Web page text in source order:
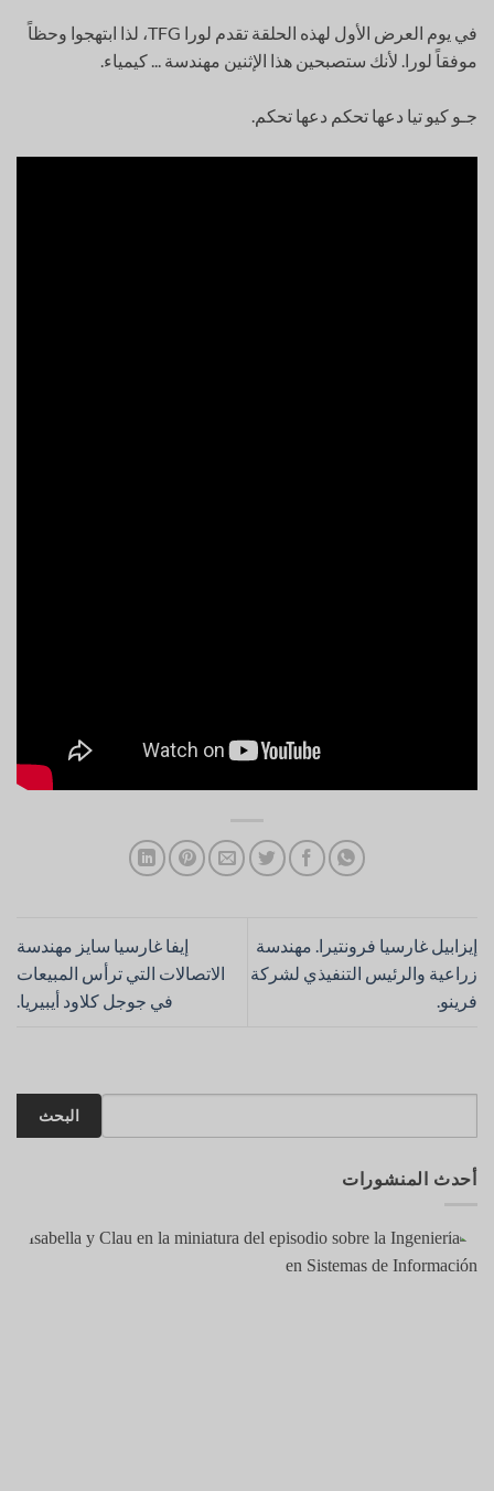
في يوم العرض الأول لهذه الحلقة تقدم لورا TFG، لذا ابتهجوا وحظاً
موفقاً لورا. لأنك ستصبحين هذا الإثنين مهندسة ... كيمياء.
جـو كيو تيا دعها تحكم دعها تحكم.
إيزابيل غارسيا فرونتيرا. مهندسة
زراعية والرئيس التنفيذي لشركة
فرينو.
إيفا غارسيا سايز مهندسة
الاتصالات التي ترأس المبيعات
في جوجل كلاود أيبيريا.
البحث
أحدث المنشورات